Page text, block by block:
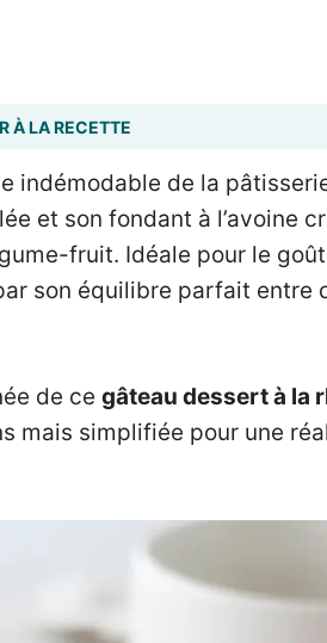
À LA RECETTE
indémodable de la
et son fondant à l’avoine
fruit. Idéale pour le
son équilibre parfait entre
de ce gâteau dessert à la
mais simplifiée pour une